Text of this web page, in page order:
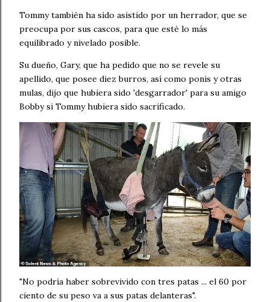
Tommy también ha sido asistido por un herrador, que se
preocupa por sus cascos, para que esté lo más
equilibrado y nivelado posible.
Su dueño, Gary, que ha pedido que no se revele su
apellido, que posee diez burros, así como ponis y otras
mulas, dijo que hubiera sido 'desgarrador' para su amigo
Bobby si Tommy hubiera sido sacrificado.
"No podría haber sobrevivido con tres patas ... el 60 por
ciento de su peso va a sus patas delanteras".